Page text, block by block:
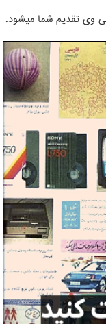
تی وی تقدیم شما میشود.